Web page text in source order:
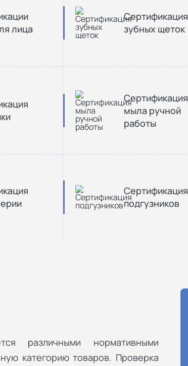
лица
Сертификация
зубных щеток
Сертификация
мыла ручной
работы
Сертификация
подгузников
различными нормативными
категорию товаров. Проверка